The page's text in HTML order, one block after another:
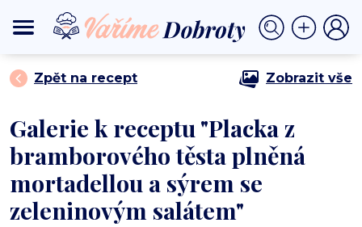
DOMŮ RYCHLÉ POKRMY
⟩ Placka z bramborového těsta plněná
mortadellou a sýrem se zeleninovým salátem
Zpět na recept Zobrazit vše
Galerie k receptu "Placka z
bramborového těsta plněná
mortadellou a sýrem se
zeleninovým salátem"